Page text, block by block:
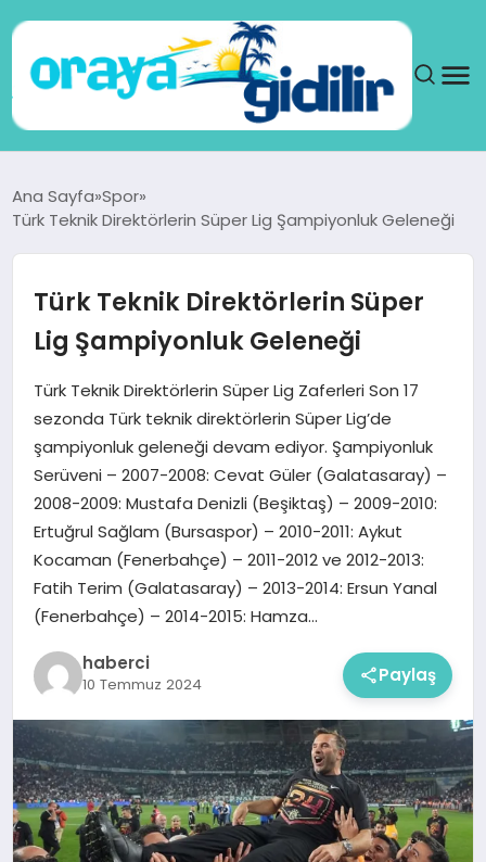
DÜNYA
SEYAHAT
TEKNOLOJI
YAŞAM
Ana Sayfa Spor
Türk Teknik Direktörlerin Süper Lig Şampiyonluk Geleneği
Türk Teknik Direktörlerin Süper
Lig Şampiyonluk Geleneği
Türk Teknik Direktörlerin Süper Lig Zaferleri Son 17
sezonda Türk teknik direktörlerin Süper Lig’de
şampiyonluk geleneği devam ediyor. Şampiyonluk
Serüveni – 2007-2008: Cevat Güler (Galatasaray) –
2008-2009: Mustafa Denizli (Beşiktaş) – 2009-2010:
Ertuğrul Sağlam (Bursaspor) – 2010-2011: Aykut
Kocaman (Fenerbahçe) – 2011-2012 ve 2012-2013:
Fatih Terim (Galatasaray) – 2013-2014: Ersun Yanal
(Fenerbahçe) – 2014-2015: Hamza…
haberci
10 Temmuz 2024 Paylaş